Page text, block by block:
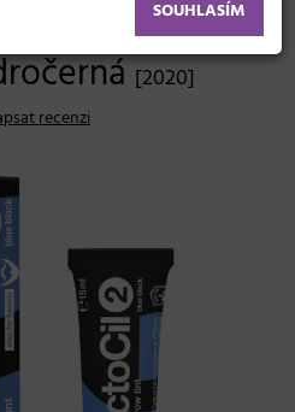
řasy RefectoCil
[2020]
recenzi
SOUHLASÍM